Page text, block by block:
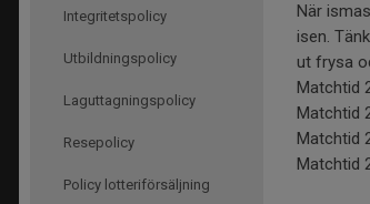
Integritetspolicy
Utbildningspolicy
Laguttagningspolicy
Resepolicy
Policy lotteriförsäljning
När
isen.
ut frysa
Matchtid
Matchtid
Matchtid
Matchtid